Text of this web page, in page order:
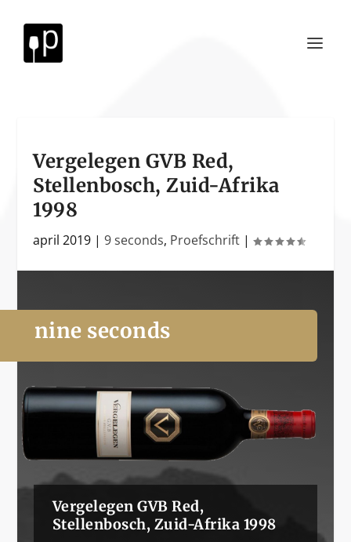
Vergelegen GVB Red,
Stellenbosch, Zuid-Afrika
1998
april 2019 |9 seconds, Proefschrift |
nine seconds
Vergelegen GVB Red,
Stellenbosch, Zuid-Afrika 1998